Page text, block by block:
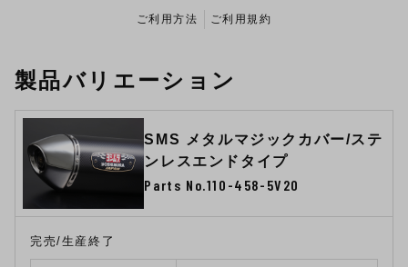
ご利用方法 ご利用規約
製品バリエーション
SMS メタルマジックカバー/ステ
ンレスエンドタイプ
Parts No.110-458-5V20
完売/生産終了